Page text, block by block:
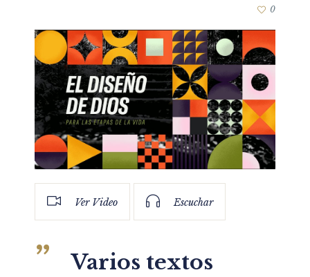
0
Ver Video Escuchar
Varios textos